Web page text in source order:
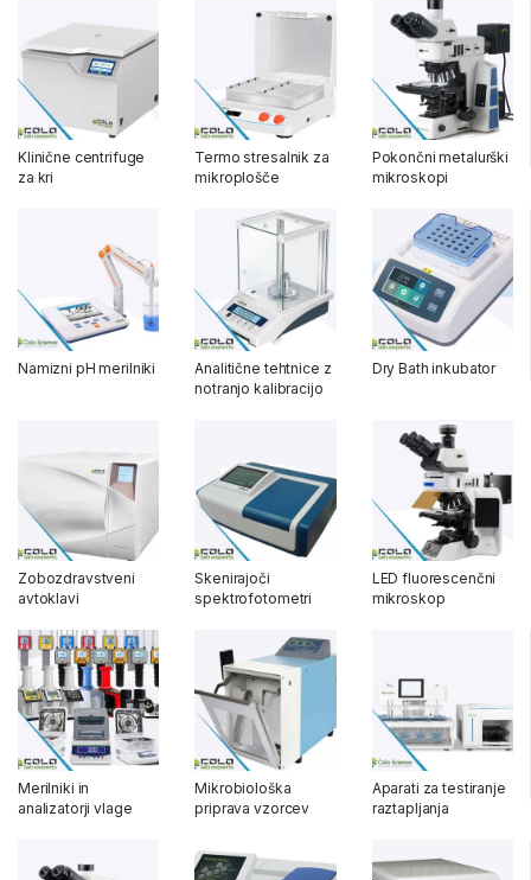
Klinične centrifuge
za kri
Termo stresalnik za
mikroplošče
Pokončni metalurški
mikroskopi
Namizni pH merilniki
Analitične tehtnice z
notranjo kalibracijo
Dry Bath inkubator
Zobozdravstveni
avtoklavi
Skenirajoči
spektrofotometri
LED fluorescenčni
mikroskop
Merilniki in
analizatorji vlage
Mikrobiološka
priprava vzorcev
Aparati za testiranje
raztapljanja